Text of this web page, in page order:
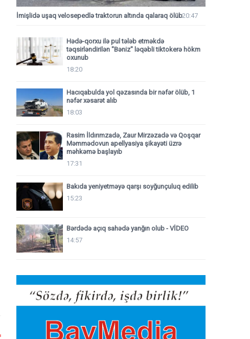
İmişlidə uşaq velosepedlə traktorun altında qalaraq ölüb20:47
Hədə-qorxu ilə pul tələb etməkdə
təqsirləndirilən "Bəniz" ləqəbli tiktokerə hökm
oxunub
18:20
Hacıqabulda yol qəzasında bir nəfər ölüb, 1
nəfər xəsarət alıb
18:03
Rasim İldırımzadə, Zaur Mirzəzadə və Qoşqar
Məmmədovun apellyasiya şikayəti üzrə
məhkəmə başlayıb
17:31
Bakıda yeniyetməyə qarşı soyğunçuluq edilib
15:23
Bərdədə açıq sahədə yanğın olub - VİDEO
14:57